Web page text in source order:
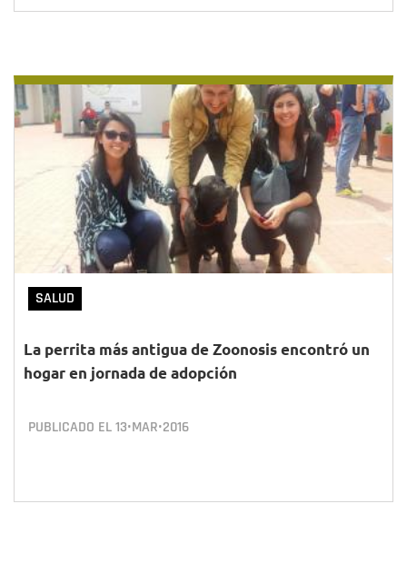
SALUD
La perrita más antigua de Zoonosis encontró un
hogar en jornada de adopción
PUBLICADO EL13•MAR•2016